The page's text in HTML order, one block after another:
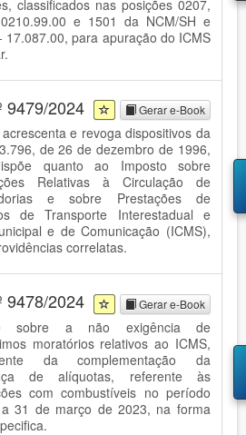
classificados nas posições 0207,
e 1501 da NCM/SH e
17.087.00, para apuração do ICMS
9479/2024 Gerar e-Book
e revoga dispositivos da
de 26 de dezembro de 1996,
quanto ao Imposto sobre
Relativas à Circulação de
e sobre Prestações de
de Transporte Interestadual e
e de Comunicação (ICMS),
correlatas.
9478/2024 Gerar e-Book
sobre a não exigência de
moratórios relativos ao ICMS,
da complementação da
de alíquotas, referente às
com combustíveis no período
31 de março de 2023, na forma